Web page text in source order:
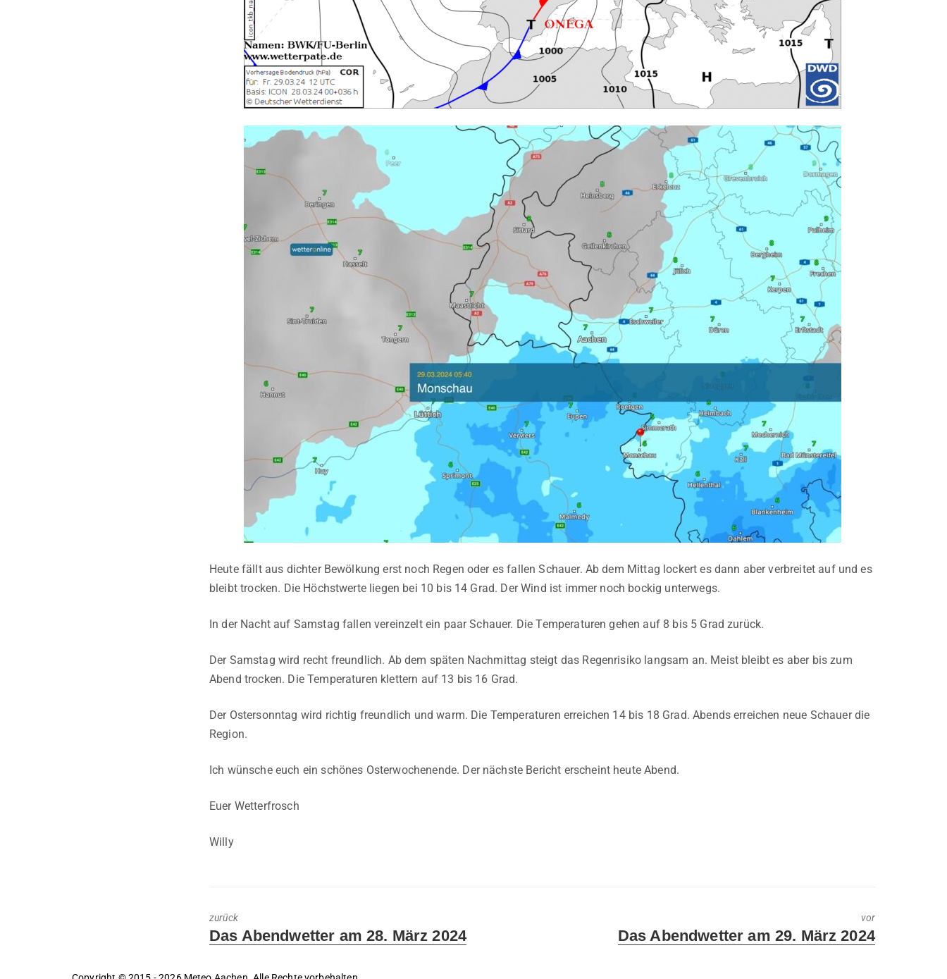
Heute fällt aus dichter Bewölkung erst noch Regen oder es fallen Schauer. Ab dem Mittag lockert es dann aber verbreitet auf und es
bleibt trocken. Die Höchstwerte liegen bei 10 bis 14 Grad. Der Wind ist immer noch bockig unterwegs.
In der Nacht auf Samstag fallen vereinzelt ein paar Schauer. Die Temperaturen gehen auf 8 bis 5 Grad zurück.
Der Samstag wird recht freundlich. Ab dem späten Nachmittag steigt das Regenrisiko langsam an. Meist bleibt es aber bis zum
Abend trocken. Die Temperaturen klettern auf 13 bis 16 Grad.
Der Ostersonntag wird richtig freundlich und warm. Die Temperaturen erreichen 14 bis 18 Grad. Abends erreichen neue Schauer die
Region.
Ich wünsche euch ein schönes Osterwochenende. Der nächste Bericht erscheint heute Abend.
Euer Wetterfrosch
Willy
zurück
Previous
Das Abendwetter am 28. März 2024
vor
Next
Das Abendwetter am 29. März 2024